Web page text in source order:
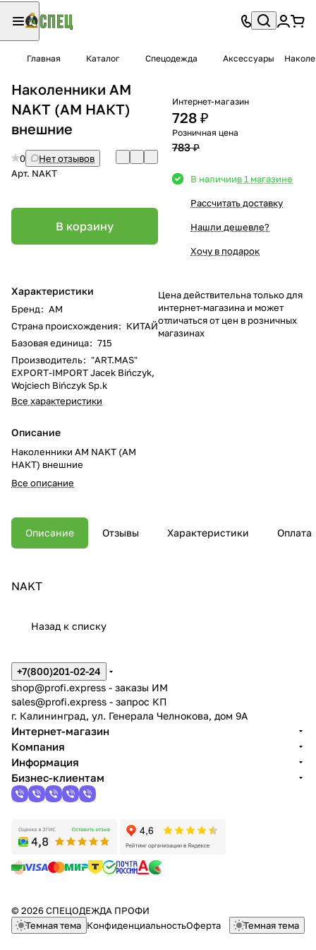
Главная Каталог Спецодежда Аксессуары
Наколенники AM
NAKT (АМ НАКТ)
внешние
0
Нет отзывов
Арт. NAKT
В корзину
Характеристики
Бренд: AM
Страна происхождения: КИТАЙ
Базовая единица: 715
Производитель: "ART.MAS"
EXPORT-IMPORT Jacek Bińczyk,
Wojciech Bińczyk Sp.k
Все характеристики
Описание
Наколенники AM NAKT (АМ
НАКТ) внешние
Все описание
Интернет-магазин
728 ₽
Розничная цена
783 ₽
В наличиив 1 магазине
Рассчитать доставку
Нашли дешевле?
Хочу в подарок
Цена действительна только для
интернет-магазина и может
отличаться от цен в розничных
магазинах
Описание Отзывы Характеристики Оплата
NAKT
Назад к списку
+7(800)201-02-24
shop@profi.express - заказы ИМ
sales@profi.express - запрос КП
г. Калининград, ул. Генерала Челнокова, дом 9A
Интернет-магазин
Компания
Информация
Бизнес-клиентам
© 2026 СПЕЦОДЕЖДА ПРОФИ
Темная тема КонфиденциальностьОферта Темная тема